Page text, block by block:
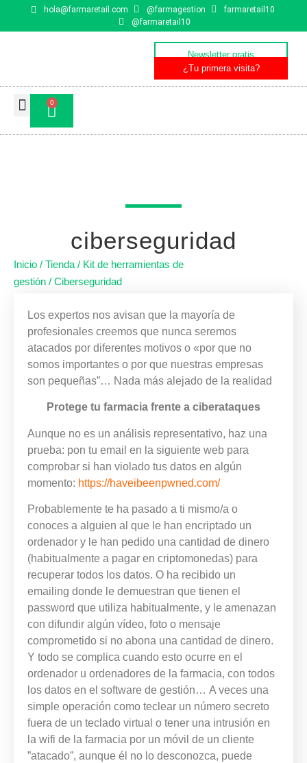
hola@farmaretail.com @farmagestion​
farmaretail10
@farmaretail10​
Newsletter gratis
¿Tu primera visita?
0
ciberseguridad
Inicio / Tienda / Kit de herramientas de
gestión / Ciberseguridad
Los expertos nos avisan que la mayoría de
profesionales creemos que nunca seremos
atacados por diferentes motivos o «por que no
somos importantes o por que nuestras empresas
son pequeñas”… Nada más alejado de la realidad
Protege tu farmacia frente a ciberataques
Aunque no es un análisis representativo, haz una
prueba: pon tu email en la siguiente web para
comprobar si han violado tus datos en algún
momento: https://haveibeenpwned.com/
Probablemente te ha pasado a ti mismo/a o
conoces a alguien al que le han encriptado un
ordenador y le han pedido una cantidad de dinero
(habitualmente a pagar en criptomonedas) para
recuperar todos los datos. O ha recibido un
emailing donde le demuestran que tienen el
password que utiliza habitualmente, y le amenazan
con difundir algún vídeo, foto o mensaje
comprometido si no abona una cantidad de dinero.
Y todo se complica cuando esto ocurre en el
ordenador u ordenadores de la farmacia, con todos
los datos en el software de gestión… A veces una
simple operación como teclear un número secreto
fuera de un teclado virtual o tener una intrusión en
la wifi de la farmacia por un móvil de un cliente
”atacado”, aunque él no lo desconozca, puede